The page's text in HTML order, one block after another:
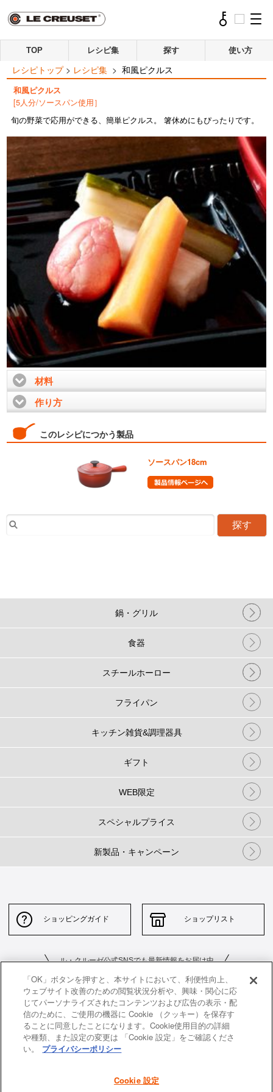
TOP レシピ集 探す 使い方
レシピトップ > レシピ集 > 和風ピクルス
和風ピクルス
[5人分/ソースパン使用］
旬の野菜で応用ができる、簡単ピクルス。 箸休めにもぴったりです。
材料click to expand contents
作り方
このレシピにつかう製品
ソースパン18cm
探す
鍋・グリル
食器
スチールホーロー
フライパン
キッチン雑貨&調理器具
ギフト
WEB限定
スペシャルプライス
新製品・キャンペーン
ショッピングガイド ショップリスト
ル・クルーゼ公式SNSでも最新情報をお届け中
お問い合わせ サイトポリシー
「OK」ボタンを押すと、本サイトにおいて、利便性向上、
ウェブサイト改善のための閲覧状況分析や、興味・関心に応
じてパーソナライズされたコンテンツおよび広告の表示・配
信のために、ご使用の機器に Cookie （クッキー）を保存す
ることに同意したことになります。Cookie使用目的の詳細
や種類、また設定の変更は 「Cookie 設定」をご確認くださ
い。
プライバシーポリシー
Cookie 設定